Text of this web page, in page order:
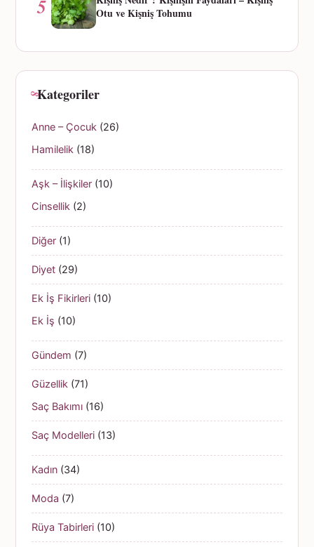
5
Otu ve Kişniş Tohumu
Kategoriler
Anne – Çocuk (26)
Hamilelik (18)
Aşk – İlişkiler (10)
Cinsellik (2)
Diğer (1)
Diyet (29)
Ek İş Fikirleri (10)
Ek İş (10)
Gündem (7)
Güzellik (71)
Saç Bakımı (16)
Saç Modelleri (13)
Kadın (34)
Moda (7)
Rüya Tabirleri (10)